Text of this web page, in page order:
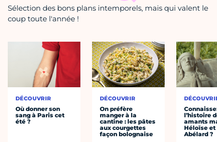
Sélection des bons plans intemporels, mais qui valent le
coup toute l'année !
DÉCOUVRIR
Où donner son
sang à Paris cet
été ?
DÉCOUVRIR
On préfère
manger à la
cantine : les pâtes
aux courgettes
façon bolognaise
l’histoire
amants
Héloïse et
Abélard ?